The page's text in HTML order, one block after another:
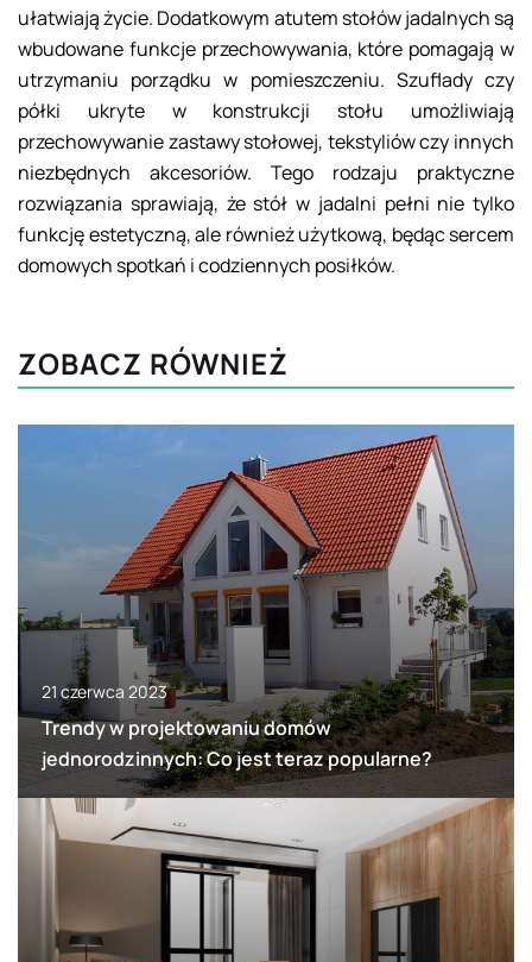
ułatwiają życie. Dodatkowym atutem stołów jadalnych są
wbudowane funkcje przechowywania, które pomagają w
utrzymaniu porządku w pomieszczeniu. Szuflady czy
półki ukryte w konstrukcji stołu umożliwiają
przechowywanie zastawy stołowej, tekstyliów czy innych
niezbędnych akcesoriów. Tego rodzaju praktyczne
rozwiązania sprawiają, że stół w jadalni pełni nie tylko
funkcję estetyczną, ale również użytkową, będąc sercem
domowych spotkań i codziennych posiłków.
ZOBACZ RÓWNIEŻ
21 czerwca 2023
Trendy w projektowaniu domów
jednorodzinnych: Co jest teraz popularne?